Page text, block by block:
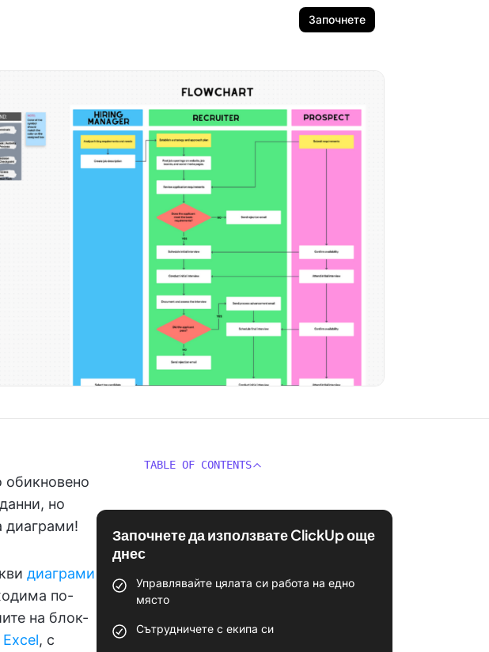
Започнете
обикновено
но
диаграми!
диаграми
по-
на блок-
, с
TABLE OF CONTENTS
Започнете да използвате ClickUp още
днес
Управлявайте цялата си работа на едно
място
Сътрудничете с екипа си